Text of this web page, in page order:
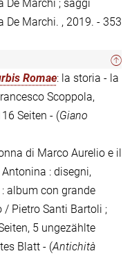
De Marchi ; saggi
De Marchi. , 2019. - 353
Romae: la storia - la
Scoppola,
Seiten - (Giano
di Marco Aurelio e il
: disegni,
album con grande
Pietro Santi Bartoli ;
5 ungezählte
Blatt - (Antichità